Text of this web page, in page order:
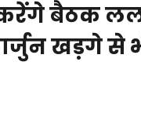
करेंगे बैठक
खड़गे से